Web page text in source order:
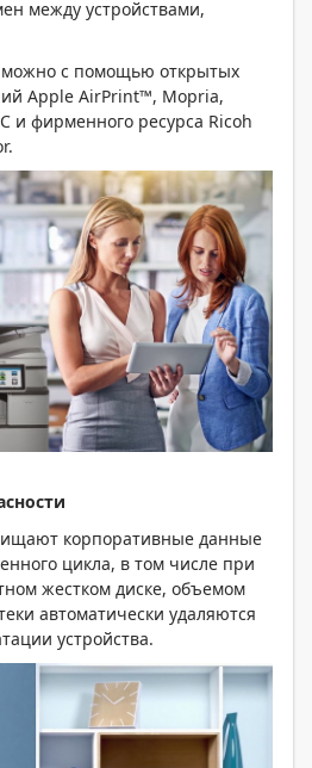
между устройствами,
с помощью открытых
Apple AirPrint™, Mopria,
и фирменного ресурса Ricoh
корпоративные данные
цикла, в том числе при
жестком диске, объемом
автоматически удаляются
устройства.